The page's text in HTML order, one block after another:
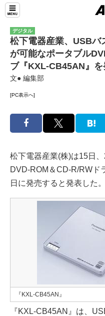
デジタル
松下電器産業、USBバ
が可能なポータブル
ブ『KXL-CB45AN』を
文● 編集部
[PC表示へ]
松下電器産業(株)は15日
DVD-ROM＆CD-R/RWド
日に発売すると発表した
『KXL-CB45AN』
『KXL-CB45AN』は、